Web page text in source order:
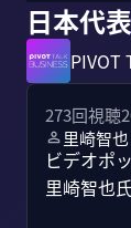
日本代
PIVOT
273回視聴
里崎智也
ビデオポ
里崎智也